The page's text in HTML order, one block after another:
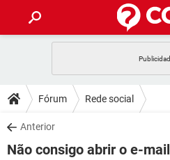
CELULAR
OUTLOOK
INSTAGRAM
DICAS
JOGOS
DOWNLOADS
JOGOS
Fórum Rede social
Anterior
Não consigo abrir o e-mail